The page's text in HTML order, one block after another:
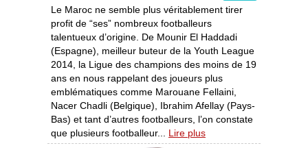
Le Maroc ne semble plus véritablement tirer
profit de “ses” nombreux footballeurs
talentueux d’origine. De Mounir El Haddadi
(Espagne), meilleur buteur de la Youth League
2014, la Ligue des champions des moins de 19
ans en nous rappelant des joueurs plus
emblématiques comme Marouane Fellaini,
Nacer Chadli (Belgique), Ibrahim Afellay (Pays-
Bas) et tant d’autres footballeurs, l’on constate
que plusieurs footballeur... Lire plus